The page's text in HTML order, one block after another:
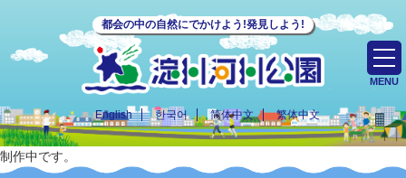
都会の中の自然にでかけよう!発見しよう!
English 한국어 简体中文 繁体中文
MENU
制作中です。